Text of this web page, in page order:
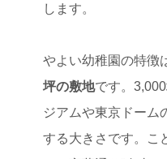
します。
やよい幼稚園の特徴
坪の敷地です。
ジアムや東京ドーム
する大きさです。こ